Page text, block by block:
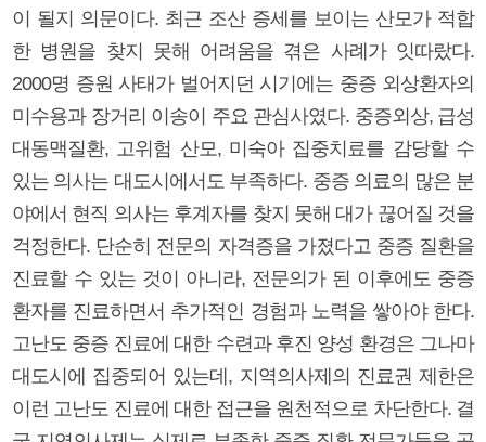
이 될지 의문이다. 최근 조산 증세를 보이는 산모가 적합
한 병원을 찾지 못해 어려움을 겪은 사례가 잇따랐다.
2000명 증원 사태가 벌어지던 시기에는 중증 외상환자의
미수용과 장거리 이송이 주요 관심사였다. 중증외상, 급성
대동맥질환, 고위험 산모, 미숙아 집중치료를 감당할 수
있는 의사는 대도시에서도 부족하다. 중증 의료의 많은 분
야에서 현직 의사는 후계자를 찾지 못해 대가 끊어질 것을
걱정한다. 단순히 전문의 자격증을 가졌다고 중증 질환을
진료할 수 있는 것이 아니라, 전문의가 된 이후에도 중증
환자를 진료하면서 추가적인 경험과 노력을 쌓아야 한다.
고난도 중증 진료에 대한 수련과 후진 양성 환경은 그나마
대도시에 집중되어 있는데, 지역의사제의 진료권 제한은
이런 고난도 진료에 대한 접근을 원천적으로 차단한다. 결